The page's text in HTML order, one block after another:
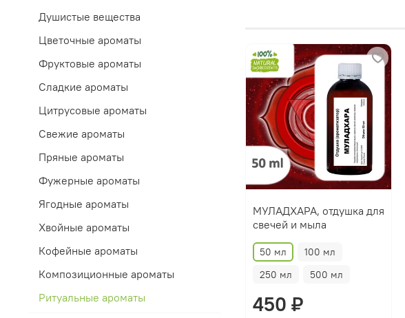
МУЛАДХАРА, отдушка для
свечей и мыла
50 мл
100 мл
250 мл
500 мл
450 ₽
Душистые вещества
Цветочные ароматы
Фруктовые ароматы
Сладкие ароматы
Цитрусовые ароматы
Свежие ароматы
Пряные ароматы
Фужерные ароматы
Ягодные ароматы
Хвойные ароматы
Кофейные ароматы
Композиционные ароматы
Ритуальные ароматы